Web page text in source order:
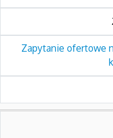
Zapytanie ofertowe